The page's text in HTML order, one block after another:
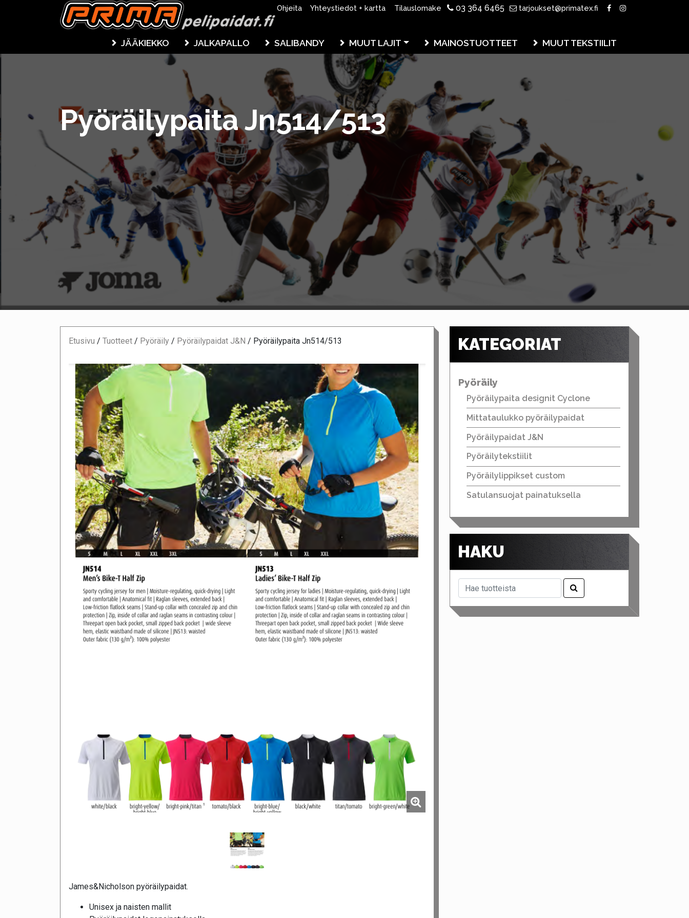
Ohjeita Yhteystiedot + kartta Tilauslomake 03 364 6465 tarjoukset@primatex.fi
JÄÄKIEKKO JALKAPALLO SALIBANDY MUUT LAJIT MAINOSTUOTTEET MUUT TEKSTIILIT
Pyöräilypaita Jn514/513
Etusivu / Tuotteet / Pyöräily / Pyöräilypaidat J&N / Pyöräilypaita Jn514/513
James&Nicholson pyöräilypaidat.
Unisex ja naisten mallit
KATEGORIAT
Pyöräily
Pyöräilypaita designit Cyclone
Mittataulukko pyöräilypaidat
Pyöräilypaidat J&N
Pyöräilytekstiilit
Pyöräilylippikset custom
Satulansuojat painatuksella
HAKU